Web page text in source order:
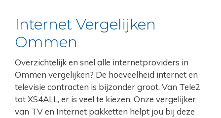
Internet Vergelijken
Ommen
Overzichtelijk en snel alle internetproviders in
Ommen vergelijken? De hoeveelheid internet en
televisie contracten is bijzonder groot. Van Tele2
tot XS4ALL, er is veel te kiezen. Onze vergelijker
van TV en Internet pakketten helpt jou bij deze